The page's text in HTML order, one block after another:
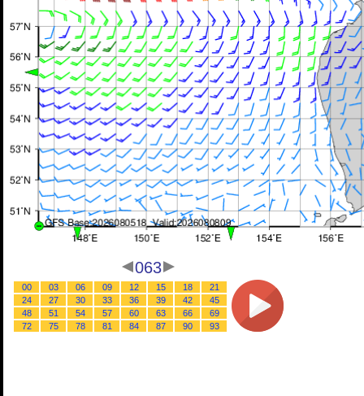
063
00 03 06 09 12 15 18
21
24
27 30 33 36 39 42
45
48
51 54 57 60 63 66
69
72
75 78 81 84 87 90 93